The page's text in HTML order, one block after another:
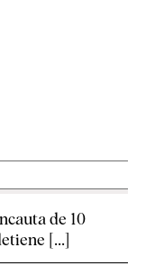
de 10
[...]